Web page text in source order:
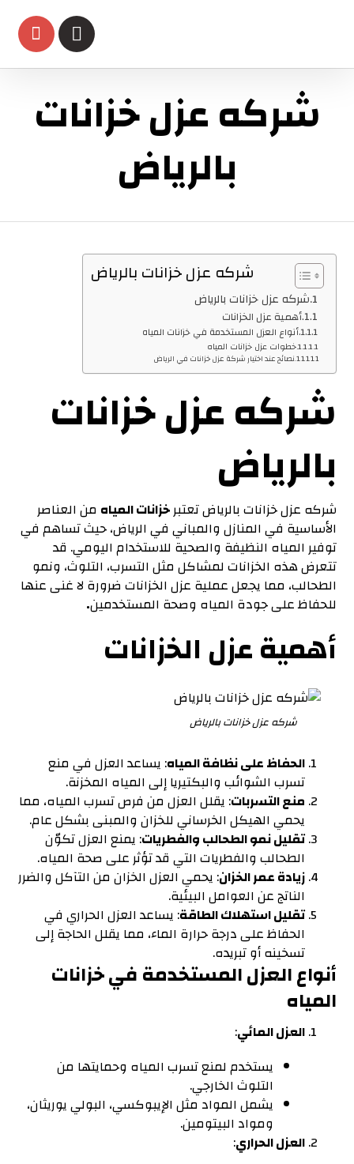
شركه عزل خزانات
بالرياض
شركه عزل خزانات بالرياض
شركه عزل خزانات بالرياض
أهمية عزل الخزانات
أنواع العزل المستخدمة في خزانات المياه
خطوات عزل خزانات المياه
نصائح عند اختيار شركة عزل خزانات في الرياض
شركه عزل خزانات
بالرياض
شركه عزل خزانات بالرياض تعتبرخزانات المياه من العناصر
الأساسية في المنازل والمباني في الرياض، حيث تساهم في
توفير المياه النظيفة والصحية للاستخدام اليومي. قد
تتعرض هذه الخزانات لمشاكل مثل التسرب، التلوث، ونمو
الطحالب، مما يجعل عملية عزل الخزانات ضرورة لا غنى عنها
للحفاظ على جودة المياه وصحة المستخدمين.
أهمية عزل الخزانات
شركه عزل خزانات بالرياض
الحفاظ على نظافة المياه: يساعد العزل في منع
تسرب الشوائب والبكتيريا إلى المياه المخزنة.
منع التسربات: يقلل العزل من فرص تسرب المياه، مما
يحمي الهيكل الخرساني للخزان والمبنى بشكل عام.
تقليل نمو الطحالب والفطريات: يمنع العزل تكوّن
الطحالب والفطريات التي قد تؤثر على صحة المياه.
زيادة عمر الخزان: يحمي العزل الخزان من التآكل والضرر
الناتج عن العوامل البيئية.
تقليل استهلاك الطاقة: يساعد العزل الحراري في
الحفاظ على درجة حرارة الماء، مما يقلل الحاجة إلى
تسخينه أو تبريده.
أنواع العزل المستخدمة في خزانات
المياه
العزل المائي:
يستخدم لمنع تسرب المياه وحمايتها من
التلوث الخارجي.
يشمل المواد مثل الإيبوكسي، البولي يوريثان،
ومواد البيتومين.
العزل الحراري: